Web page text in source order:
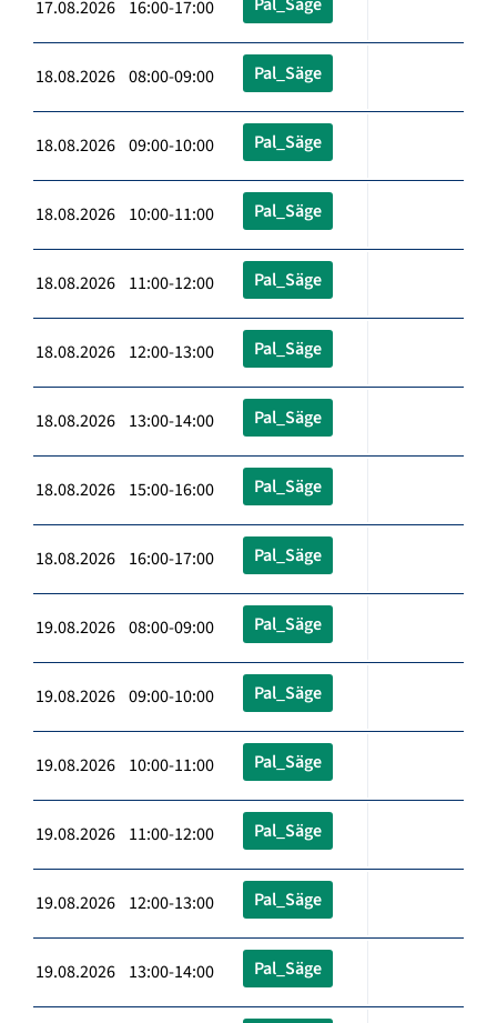
17.08.2026 16:00-17:00
18.08.2026 08:00-09:00 Pal_Säge
18.08.2026 09:00-10:00 Pal_Säge
18.08.2026 10:00-11:00 Pal_Säge
18.08.2026 11:00-12:00 Pal_Säge
18.08.2026 12:00-13:00 Pal_Säge
18.08.2026 13:00-14:00 Pal_Säge
18.08.2026 15:00-16:00 Pal_Säge
18.08.2026 16:00-17:00 Pal_Säge
19.08.2026 08:00-09:00 Pal_Säge
19.08.2026 09:00-10:00 Pal_Säge
19.08.2026 10:00-11:00 Pal_Säge
19.08.2026 11:00-12:00 Pal_Säge
19.08.2026 12:00-13:00 Pal_Säge
19.08.2026 13:00-14:00 Pal_Säge